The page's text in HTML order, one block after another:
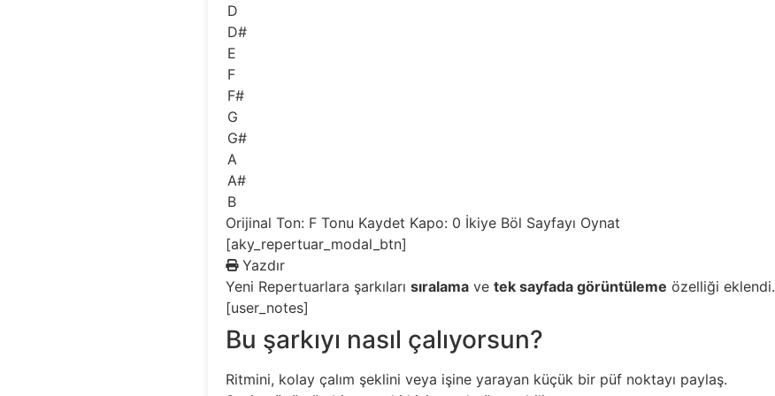
D
D#
E
F
F#
G
G#
A
A#
B
Orijinal Ton: FTonu Kaydet Kapo: 0 İkiye Böl Sayfayı Oynat
[aky_repertuar_modal_btn]
Yazdır
Yeni Repertuarlara şarkılarısıralama vetek sayfada görüntüleme özelliği eklendi.
[user_notes]
Bu şarkıyı nasıl çalıyorsun?
Ritmini, kolay çalım şeklini veya işine yarayan küçük bir püf noktayı paylaş.